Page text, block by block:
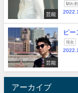
芸能
馴れ
芸能
ピー
現在
アーカイブ